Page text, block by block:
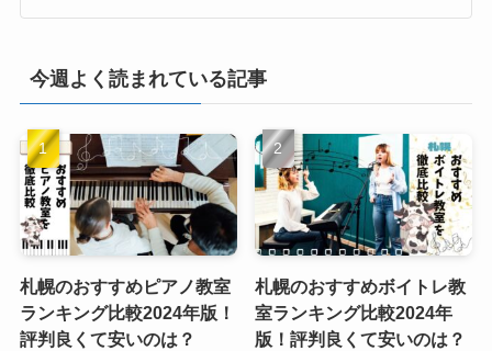
今週よく読まれている記事
札幌のおすすめピアノ教室
ランキング比較2024年版！
評判良くて安いのは？
札幌のおすすめボイトレ教
室ランキング比較2024年
版！評判良くて安いのは？